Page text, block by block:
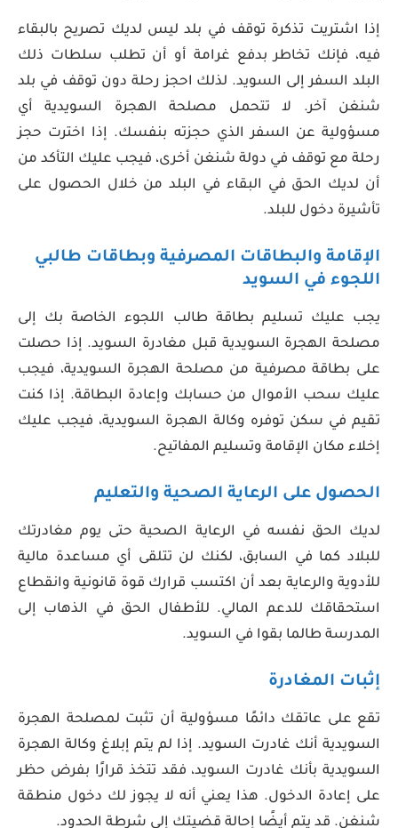
إذا اشتريت تذكرة توقف في بلد ليس لديك تصريح بالبقاء
فيه، فإنك تخاطر بدفع غرامة أو أن تطلب سلطات ذلك
البلد السفر إلى السويد. لذلك احجز رحلة دون توقف في بلد
شنغن آخر. لا تتحمل مصلحة الهجرة السويدية أي
مسؤولية عن السفر الذي حجزته بنفسك. إذا اخترت حجز
رحلة مع توقف في دولة شنغن أخرى، فيجب عليك التأكد من
أن لديك الحق في البقاء في البلد من خلال الحصول على
تأشيرة دخول للبلد.
الإقامة والبطاقات المصرفية وبطاقات طالبي
اللجوء في السويد
يجب عليك تسليم بطاقة طالب اللجوء الخاصة بك إلى
مصلحة الهجرة السويدية قبل مغادرة السويد. إذا حصلت
على بطاقة مصرفية من مصلحة الهجرة السويدية، فيجب
عليك سحب الأموال من حسابك وإعادة البطاقة. إذا كنت
تقيم في سكن توفره وكالة الهجرة السويدية، فيجب عليك
إخلاء مكان الإقامة وتسليم المفاتيح.
الحصول على الرعاية الصحية والتعليم
لديك الحق نفسه في الرعاية الصحية حتى يوم مغادرتك
للبلاد كما في السابق، لكنك لن تتلقى أي مساعدة مالية
للأدوية والرعاية بعد أن اكتسب قرارك قوة قانونية وانقطاع
استحقاقك للدعم المالي. للأطفال الحق في الذهاب إلى
المدرسة طالما بقوا في السويد.
إثبات المغادرة
تقع على عاتقك دائمًا مسؤولية أن تثبت لمصلحة الهجرة
السويدية أنك غادرت السويد. إذا لم يتم إبلاغ وكالة الهجرة
السويدية بأنك غادرت السويد، فقد تتخذ قرارًا بفرض حظر
على إعادة الدخول. هذا يعني أنه لا يجوز لك دخول منطقة
شنغن. قد يتم أيضًا إحالة قضيتك إلى شرطة الحدود.